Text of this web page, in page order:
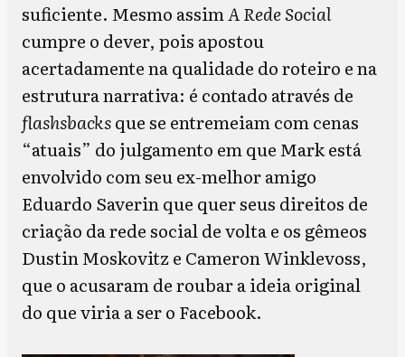
suficiente. Mesmo assimA Rede Social
cumpre o dever, pois apostou
acertadamente na qualidade do roteiro e na
estrutura narrativa: é contado através de
flashsbacksque se entremeiam com cenas
“atuais” do julgamento em que Mark está
envolvido com seu ex-melhor amigo
Eduardo Saverin que quer seus direitos de
criação da rede social de volta e os gêmeos
Dustin Moskovitz e Cameron Winklevoss,
que o acusaram de roubar a ideia original
do que viria a ser o Facebook.